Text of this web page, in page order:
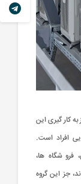
کار گیری این
افراد است.
شگاه ها،
جز این گروه